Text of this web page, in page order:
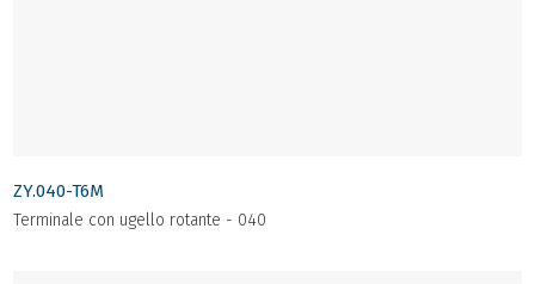
ZY.040-T6M
Terminale con ugello rotante - 040